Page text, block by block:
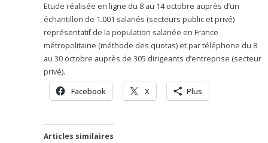
Etude réalisée en ligne du 8 au 14 octobre auprès d’un
échantillon de 1.001 salariés (secteurs public et privé)
représentatif de la population salariée en France
métropolitaine (méthode des quotas) et par téléphone du 8
au 30 octobre auprès de 305 dirigeants d’entreprise (secteur
privé).
Facebook X Plus
Articles similaires